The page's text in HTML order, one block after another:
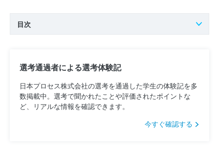
目次
選考通過者による選考体験記
日本プロセス株式会社の選考を通過した学生の体験記を多
数掲載中。選考で聞かれたことや評価されたポイントな
ど、リアルな情報を確認できます。
今すぐ確認する